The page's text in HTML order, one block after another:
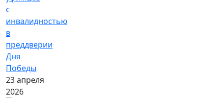
с
инвалидностью
в
преддверии
Дня
Победы
23 апреля
2026